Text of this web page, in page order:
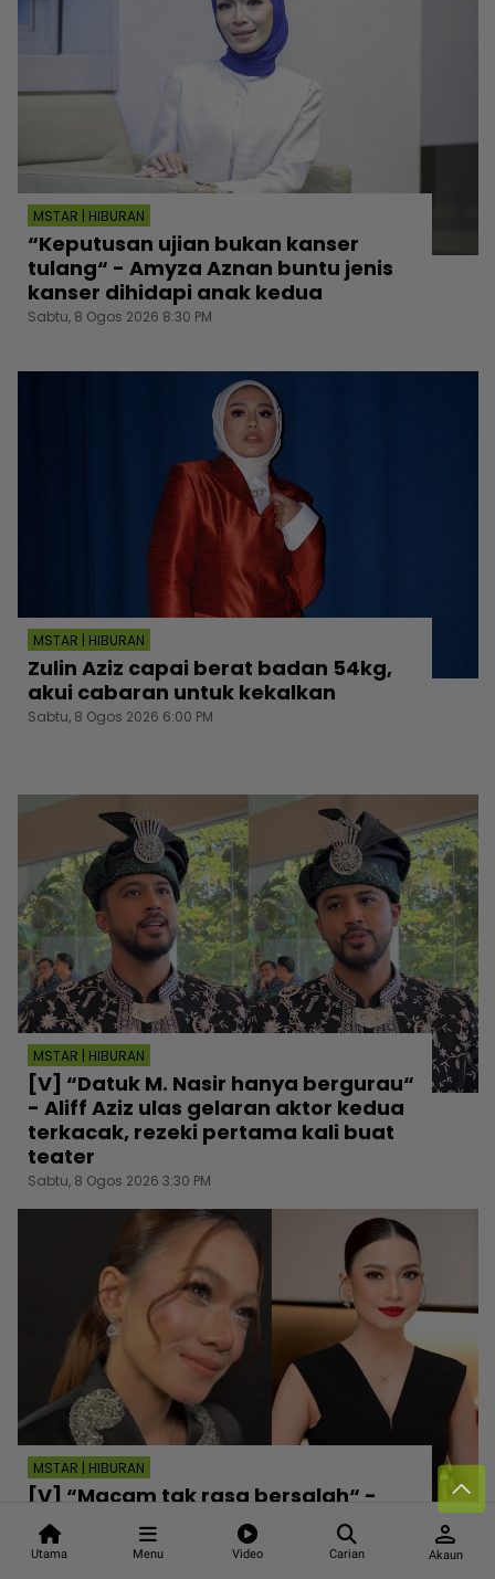
Utama Menu Video Carian
person
Akaun
MSTAR | HIBURAN
“Keputusan ujian bukan kanser
tulang“ - Amyza Aznan buntu jenis
kanser dihidapi anak kedua
Sabtu, 8 Ogos 2026 8:30 PM
MSTAR | HIBURAN
Zulin Aziz capai berat badan 54kg,
akui cabaran untuk kekalkan
Sabtu, 8 Ogos 2026 6:00 PM
MSTAR | HIBURAN
[V] “Datuk M. Nasir hanya bergurau“
- Aliff Aziz ulas gelaran aktor kedua
terkacak, rezeki pertama kali buat
teater
Sabtu, 8 Ogos 2026 3:30 PM
MSTAR | HIBURAN
[V] “Macam tak rasa bersalah“ -
Ruhainies ambil tindakan, vendor
makanan salah guna nama untuk